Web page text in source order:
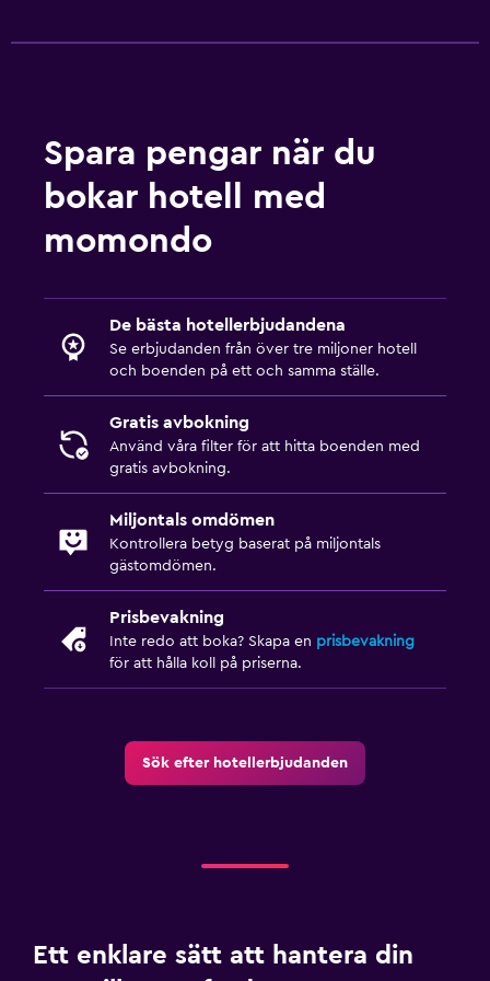
Spara pengar när du
bokar hotell med
momondo
De bästa hotellerbjudandena
Se erbjudanden från över tre miljoner hotell
och boenden på ett och samma ställe.
Gratis avbokning
Använd våra filter för att hitta boenden med
gratis avbokning.
Miljontals omdömen
Kontrollera betyg baserat på miljontals
gästomdömen.
Prisbevakning
Inte redo att boka? Skapa en prisbevakning
för att hålla koll på priserna.
Sök efter hotellerbjudanden
Ett enklare sätt att hantera din